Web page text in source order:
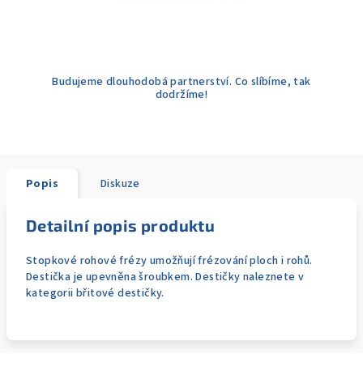
Budujeme dlouhodobá partnerství. Co slíbíme, tak
dodržíme!
Popis Diskuze
Detailní popis produktu
Stopkové rohové frézy umožňují frézování ploch i rohů.
Destička je upevněna šroubkem. Destičky naleznete v
kategorii břitové destičky.